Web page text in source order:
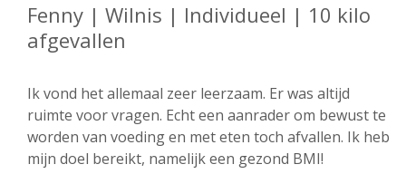
Fenny | Wilnis | Individueel | 10 kilo
afgevallen
Ik vond het allemaal zeer leerzaam. Er was altijd
ruimte voor vragen. Echt een aanrader om bewust te
worden van voeding en met eten toch afvallen. Ik heb
mijn doel bereikt, namelijk een gezond BMI!